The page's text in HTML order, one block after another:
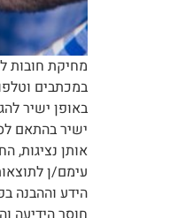
מחיקת חובות
במכתבים
באופן ישיר
ישיר בהתאם
אותן נציגות,
עימם/ן
הידע וההבנה